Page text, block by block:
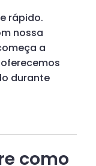
como
rápido.
nossa
a
durante